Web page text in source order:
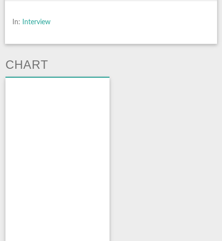
In: Interview
CHART